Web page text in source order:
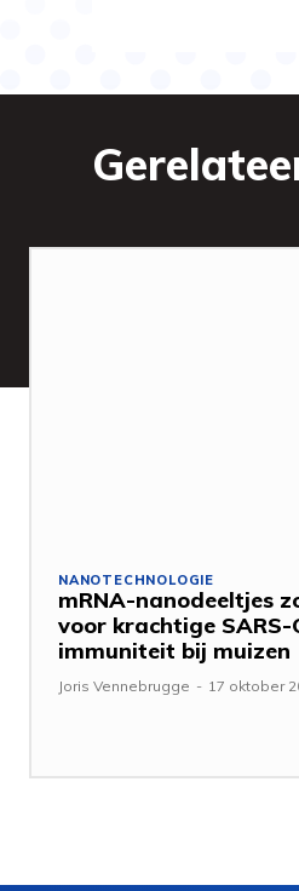
NANOTECHNOLOGIE
mRNA-nanodeeltjes
voor krachtige SARS-
immuniteit bij muizen
Joris Vennebrugge - 17 oktober